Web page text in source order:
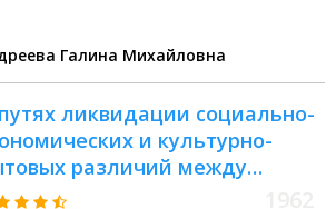
Галина Михайловна
ликвидации социально-
и культурно-
различий между
и деревней